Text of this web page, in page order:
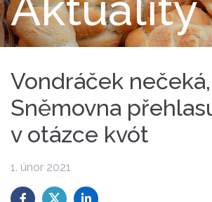
Vondráček
Sněmovna
v otázce kvót
1. únor 2021